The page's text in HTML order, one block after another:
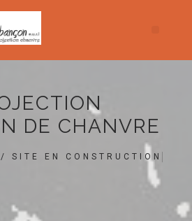
DE CHANVRE
SITE EN CONSTRUCTION